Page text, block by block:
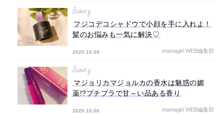
Beauty
フジコデコシャドウで小顔を手に入れよ！
髪のお悩みも一気に解決♡
2020.10.09 mamagirl WEB編集部
Beauty
マジョリカマジョルカの香水は魅惑の媚
薬!?プチプラで甘～い品ある香り
2020.10.06 mamagirl WEB編集部